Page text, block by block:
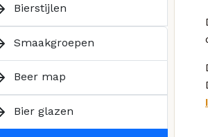
Bierstijlen
Smaakgroepen
Beer map
Bier glazen